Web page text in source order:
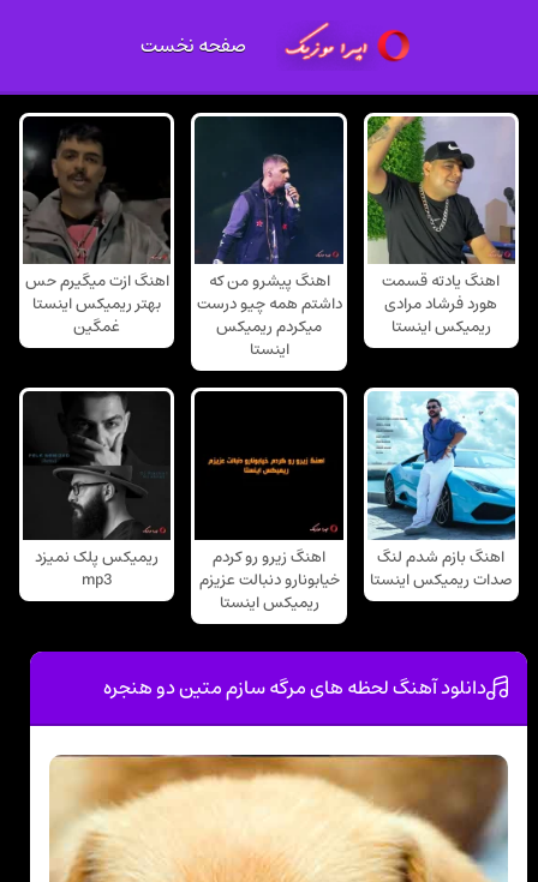
صفحه نخست
اهنگ یادته قسمت
هورد فرشاد مرادی
ریمیکس اینستا
اهنگ پیشرو من که
داشتم همه چیو درست
میکردم ریمیکس
اینستا
اهنگ ازت میگیرم حس
بهتر ریمیکس اینستا
غمگین
اهنگ بازم شدم لنگ
صدات ریمیکس اینستا
اهنگ زیرو رو کردم
خیابونارو دنبالت عزیزم
ریمیکس اینستا
ریمیکس پلک نمیزد
mp3
دانلود آهنگ لحظه های مرگه سازم متین دو هنجره